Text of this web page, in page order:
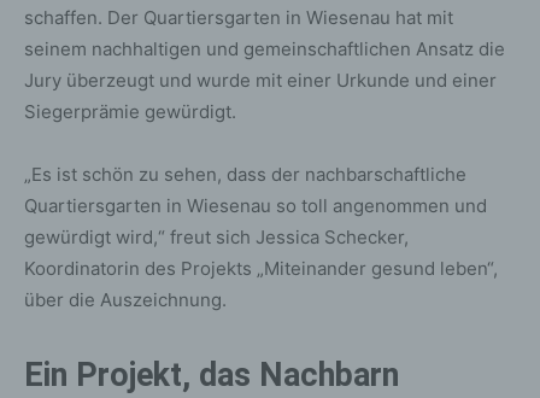
schaffen. Der Quartiersgarten in Wiesenau hat mit
seinem nachhaltigen und gemeinschaftlichen Ansatz die
Jury überzeugt und wurde mit einer Urkunde und einer
Siegerprämie gewürdigt.
„Es ist schön zu sehen, dass der nachbarschaftliche
Quartiersgarten in Wiesenau so toll angenommen und
gewürdigt wird,“ freut sich Jessica Schecker,
Koordinatorin des Projekts „Miteinander gesund leben“,
über die Auszeichnung.
Ein Projekt, das Nachbarn